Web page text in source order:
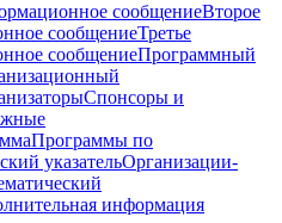
сообщениеВторое
сообщениеТретье
сообщениеПрограммный
Спонсоры и
Программы по
указательОрганизации-
информация